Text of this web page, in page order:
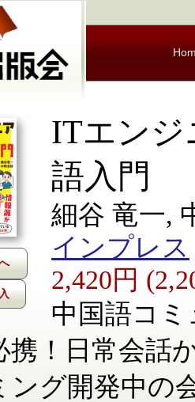
ITエンジ
語入門
細谷 竜一,
インプレス
2,420円
中国語コ
携！日常会話
ング開発中の